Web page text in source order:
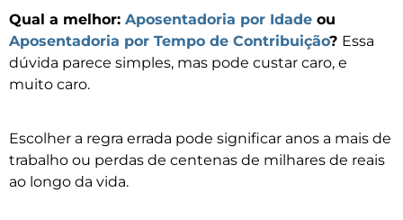
Qual a melhor: Aposentadoria por Idade ou
Aposentadoria por Tempo de Contribuição? Essa
dúvida parece simples, mas pode custar caro, e
muito caro.
Escolher a regra errada pode significar anos a mais de
trabalho ou perdas de centenas de milhares de reais
ao longo da vida.